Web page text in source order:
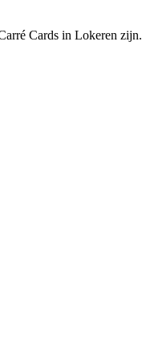
Cards in Lokeren zijn.